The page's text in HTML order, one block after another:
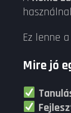
Ez lenne
Mire jó